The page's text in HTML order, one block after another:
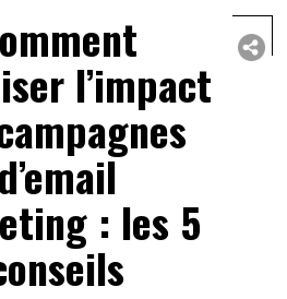
l’impact
d’email
: les 5